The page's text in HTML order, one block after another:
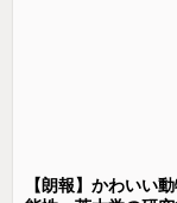
【朗報】かわいい